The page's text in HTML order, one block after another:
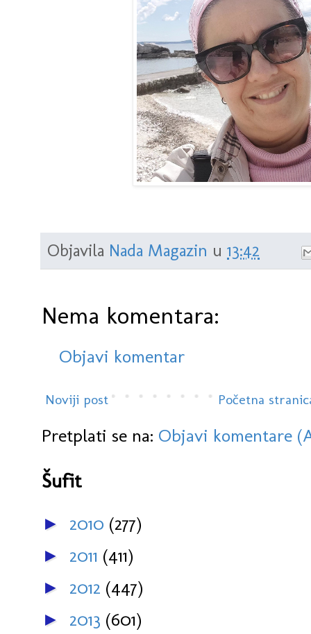
Objavila Nada Magazin u 13:42
Nema komentara:
Objavi komentar
Noviji post Početna
Pretplati se na: Objavi komentare
Šufit
► 2010 (277)
► 2011 (411)
► 2012 (447)
► 2013 (601)